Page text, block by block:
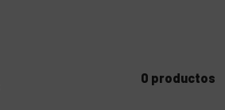
0 productos